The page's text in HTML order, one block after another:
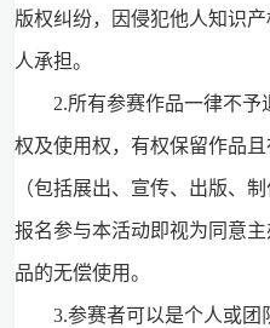
版权纠纷，因侵犯他人知识
人承担。
2.所有参赛作品一律不予
权及使用权，有权保留作品
（包括展出、宣传、出版、
报名参与本活动即视为同意
品的无偿使用。
3.参赛者可以是个人或团